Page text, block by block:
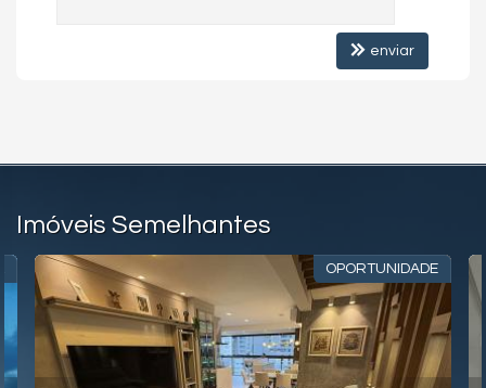
enviar
Imóveis Semelhantes
OPORTUNIDADE